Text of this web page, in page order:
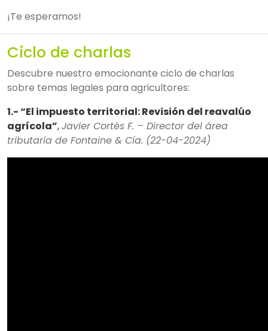
¡Te esperamos!
Ciclo de charlas
Descubre nuestro emocionante ciclo de charlas
sobre temas legales para agricultores:
1.- “El impuesto territorial: Revisión del reavalúo
agrícola”,Javier Cortés F. – Director del área
tributaria de Fontaine & Cía. (22-04-2024)